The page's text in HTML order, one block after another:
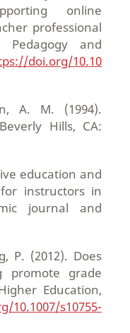
online
professional
Pedagogy and
doi.org/10.10
A. M. (1994).
Hills, CA:
education and
instructors in
journal and
P. (2012). Does
promote grade
Education,
10.1007/s10755-